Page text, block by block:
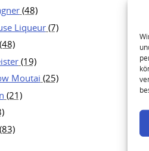
(48)
Liqueur (7)
(48)
(19)
Moutai (25)
(21)
(83)